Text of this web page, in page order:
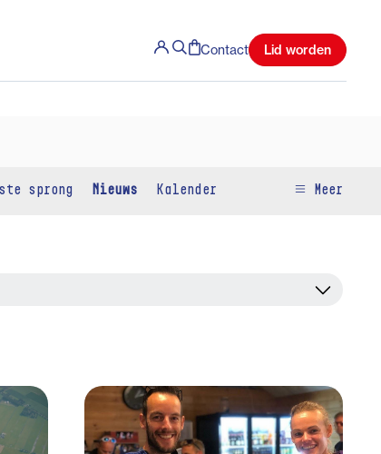
Contact Lid worden
sprong Nieuws Kalender Meer